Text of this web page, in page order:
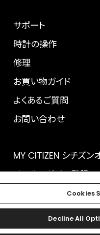
サポート
時計の操作
修理
お買い物ガイド
よくあるご質問
お問い合わせ
MY CITIZEN シチズン
メールマガジン登録
Cookies
Decline All